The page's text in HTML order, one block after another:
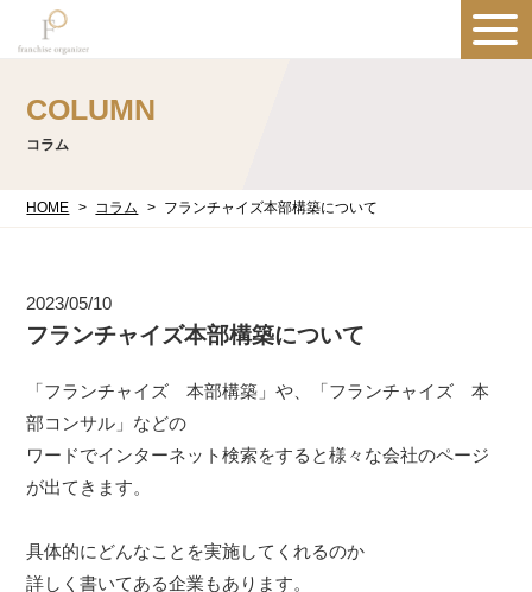
COLUMN
コラム
HOME コラム フランチャイズ本部構築について
2023/05/10
フランチャイズ本部構築について
「フランチャイズ 本部構築」や、「フランチャイズ 本
部コンサル」などの
ワードでインターネット検索をすると様々な会社のページ
が出てきます。
具体的にどんなことを実施してくれるのか
詳しく書いてある企業もあります。